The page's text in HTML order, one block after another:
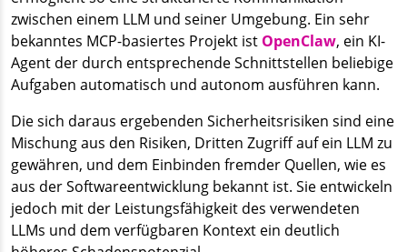
zwischen einem LLM und seiner Umgebung. Ein sehr
bekanntes MCP-basiertes Projekt ist OpenClaw, ein KI-
Agent der durch entsprechende Schnittstellen beliebige
Aufgaben automatisch und autonom ausführen kann.
Die sich daraus ergebenden Sicherheitsrisiken sind eine
Mischung aus den Risiken, Dritten Zugriff auf ein LLM zu
gewähren, und dem Einbinden fremder Quellen, wie es
aus der Softwareentwicklung bekannt ist. Sie entwickeln
jedoch mit der Leistungsfähigkeit des verwendeten
LLMs und dem verfügbaren Kontext ein deutlich